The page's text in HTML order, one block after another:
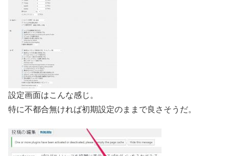
設定画面はこんな感じ。
特に不都合無ければ初期設定のままで良さそうだ。